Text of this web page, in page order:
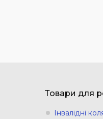
Товари для
Інвалідні